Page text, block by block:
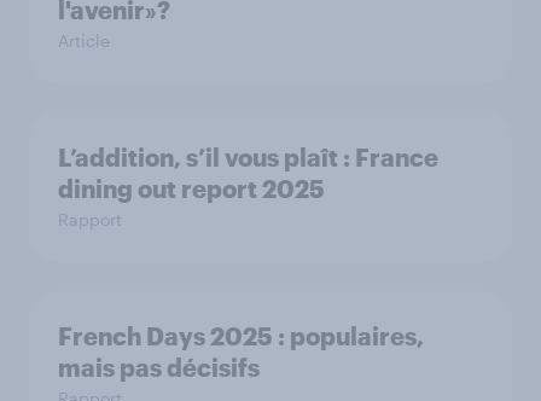
l'avenir»?
Article
L’addition, s’il vous plaît : France
dining out report 2025​
Rapport
French Days 2025 : populaires,
mais pas décisifs